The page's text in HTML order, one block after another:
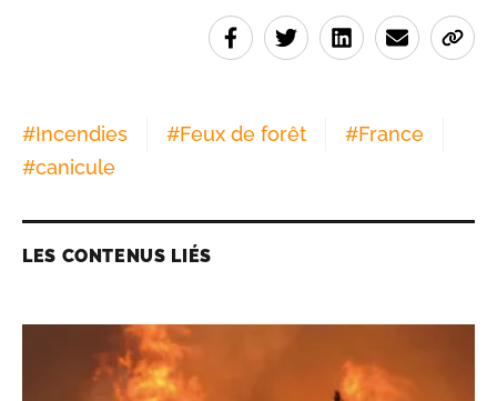
#Incendies #Feux de forêt #France
#canicule
LES CONTENUS LIÉS